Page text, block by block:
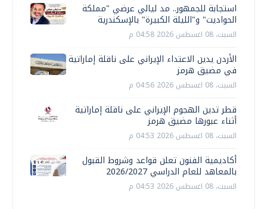
استجابة للجمهور.. مد ليالي عرضي "مملكة
الحواديت" و"الليلة الكبيرة" بالإسكندرية
السبت، 08 اغسطس 2026 04:58 م
الأردن يدين الاعتداء الإيراني على ناقلة إماراتية
في مضيق هرمز
السبت، 08 اغسطس 2026 04:56 م
قطر تدين الهجوم الإيراني على ناقلة إماراتية
أثناء عبورها مضيق هرمز
السبت، 08 اغسطس 2026 04:53 م
أكاديمية الفنون تعلن قواعد وشروط القبول
بالمعاهد للعام الدراسي 2026/2027
السبت، 08 اغسطس 2026 04:53 م